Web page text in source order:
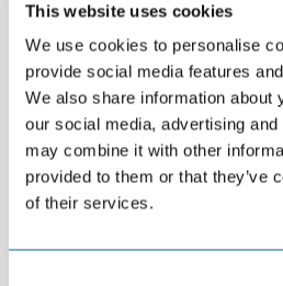
This website uses cookies
We use cookies to personalise
provide social media features
We also share information about
our social media, advertising
may combine it with other
provided to them or that they’ve
of their services.
5.-6. februar 2019 kl. 08:30-16:00
Fevik.
Kurspakken inkluderer felles
på hotellet.
Erfaringsmessig så får vi de beste
blir godt kjent med hverandre i
ønsker vi at alle deltakerne deltar på